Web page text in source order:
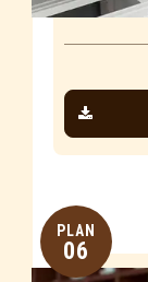
PLAN
06